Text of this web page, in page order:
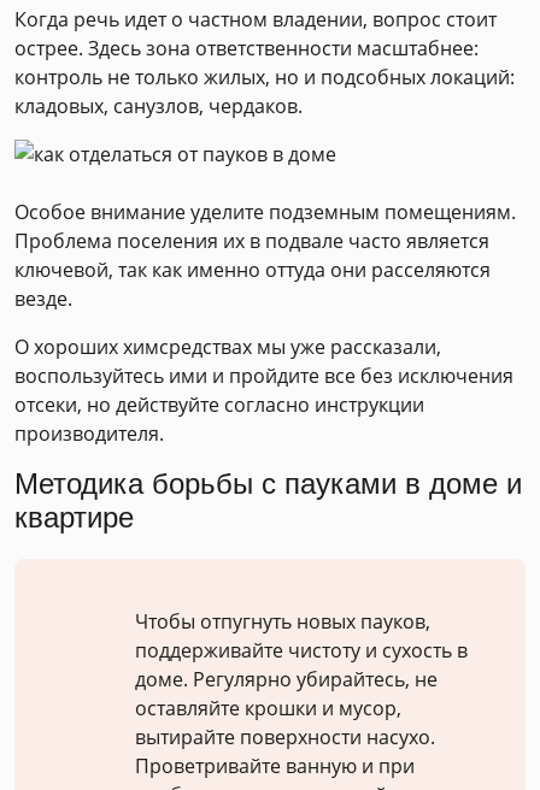
Когда речь идет о частном владении, вопрос стоит
острее. Здесь зона ответственности масштабнее:
контроль не только жилых, но и подсобных локаций:
кладовых, санузлов, чердаков.
Особое внимание уделите подземным помещениям.
Проблема поселения их в подвале часто является
ключевой, так как именно оттуда они расселяются
везде.
О хороших химсредствах мы уже рассказали,
воспользуйтесь ими и пройдите все без исключения
отсеки, но действуйте согласно инструкции
производителя.
Методика борьбы с пауками в доме и
квартире
Чтобы отпугнуть новых пауков,
поддерживайте чистоту и сухость в
доме. Регулярно убирайтесь, не
оставляйте крошки и мусор,
вытирайте поверхности насухо.
Проветривайте ванную и при